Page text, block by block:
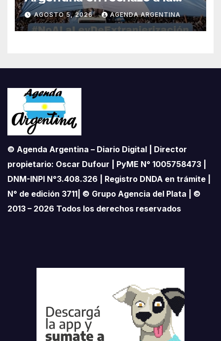
reforma de la Ley de Tierras
impulsada por Milei: «La
soberanía no se negocia»
AGOSTO 5, 2026 AGENDA ARGENTINA
© Agenda Argentina – Diario Digital | Director
propietario: Oscar Dufour | PyME N° 1005758473 |
DNM-INPI N°3.408.326 | Registro DNDA en trámite |
N° de edición 3711| © Grupo Agencia del Plata | ©
2013 – 2026 Todos los derechos reservados